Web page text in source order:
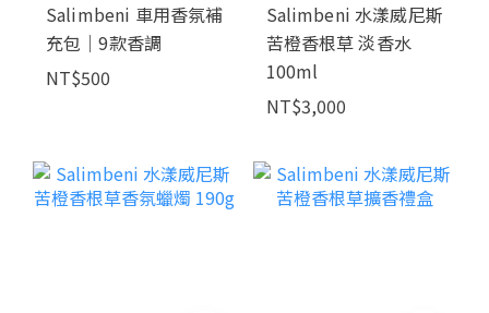
Salimbeni 車用香氛補
充包｜9款香調
NT$500
Salimbeni 水漾威尼斯
苦橙香根草 淡香水
100ml
NT$3,000